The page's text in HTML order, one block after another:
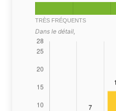
TRÈS FRÉQUENTS
Dans le détail,